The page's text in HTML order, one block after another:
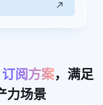
订阅方案，满足
力场景